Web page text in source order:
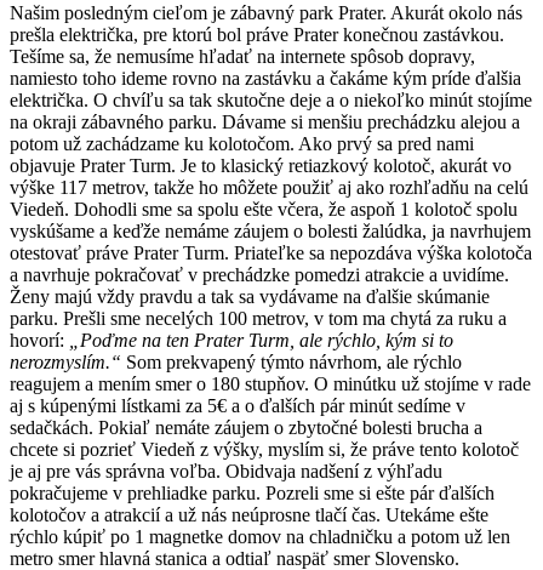
Našim posledným cieľom je zábavný park Prater. Akurát okolo nás
prešla električka, pre ktorú bol práve Prater konečnou zastávkou.
Tešíme sa, že nemusíme hľadať na internete spôsob dopravy,
namiesto toho ideme rovno na zastávku a čakáme kým príde ďalšia
električka. O chvíľu sa tak skutočne deje a o niekoľko minút stojíme
na okraji zábavného parku. Dávame si menšiu prechádzku alejou a
potom už zachádzame ku kolotočom. Ako prvý sa pred nami
objavuje Prater Turm. Je to klasický retiazkový kolotoč, akurát vo
výške 117 metrov, takže ho môžete použiť aj ako rozhľadňu na celú
Viedeň. Dohodli sme sa spolu ešte včera, že aspoň 1 kolotoč spolu
vyskúšame a keďže nemáme záujem o bolesti žalúdka, ja navrhujem
otestovať práve Prater Turm. Priateľke sa nepozdáva výška kolotoča
a navrhuje pokračovať v prechádzke pomedzi atrakcie a uvidíme.
Ženy majú vždy pravdu a tak sa vydávame na ďalšie skúmanie
parku. Prešli sme necelých 100 metrov, v tom ma chytá za ruku a
hovorí:
„Poďme na ten Prater Turm, ale rýchlo, kým si to
nerozmyslím.“ Som prekvapený týmto návrhom, ale rýchlo
reagujem a mením smer o 180 stupňov. O minútku už stojíme v rade
aj s kúpenými lístkami za 5€ a o ďalších pár minút sedíme v
sedačkách. Pokiaľ nemáte záujem o zbytočné bolesti brucha a
chcete si pozrieť Viedeň z výšky, myslím si, že práve tento kolotoč
je aj pre vás správna voľba. Obidvaja nadšení z výhľadu
pokračujeme v prehliadke parku. Pozreli sme si ešte pár ďalších
kolotočov a atrakcií a už nás neúprosne tlačí čas. Utekáme ešte
rýchlo kúpiť po 1 magnetke domov na chladničku a potom už len
metro smer hlavná stanica a odtiaľ naspäť smer Slovensko.